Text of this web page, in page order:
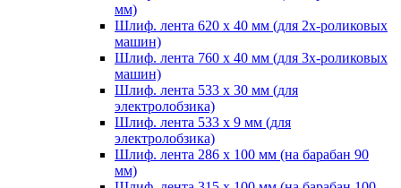
мм)
Шлиф. лента 620 х 40 мм (для 2х-роликовых
машин)
Шлиф. лента 760 х 40 мм (для 3х-роликовых
машин)
Шлиф. лента 533 х 30 мм (для
электролобзика)
Шлиф. лента 533 х 9 мм (для
электролобзика)
Шлиф. лента 286 х 100 мм (на барабан 90
мм)